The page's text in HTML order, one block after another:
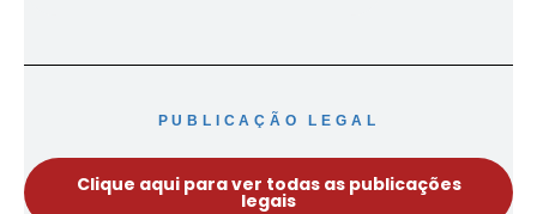
PUBLICAÇÃO LEGAL
Clique aqui para ver todas as publicações
legais